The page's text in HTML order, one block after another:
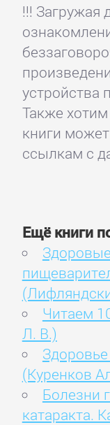
!!! Загружая
устройства
Также хотим
книги
ссылкам с
Ещё книги
Читаем
Л. В.)
(Куренков
Болезни
катаракта.